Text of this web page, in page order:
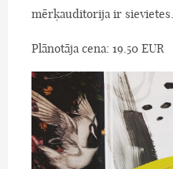
mērķauditorija ir sievietes.
Plānotāja cena: 19.50 EUR